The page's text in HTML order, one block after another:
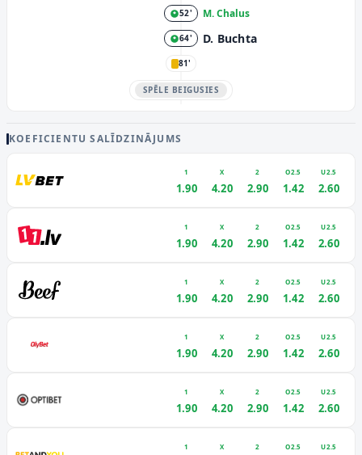
52'
M. Chalus
64' D. Buchta
81'
SPĒLE BEIGUSIES
KOEFICIENTU SALĪDZINĀJUMS
1
1.90
X
4.20
2
2.90
O2.5
1.42
U2.5
2.60
1
1.90
X
4.20
2
2.90
O2.5
1.42
U2.5
2.60
1
1.90
X
4.20
2
2.90
O2.5
1.42
U2.5
2.60
1
1.90
X
4.20
2
2.90
O2.5
1.42
U2.5
2.60
1
1.90
X
4.20
2
2.90
O2.5
1.42
U2.5
2.60
1 X 2 O2.5 U2.5